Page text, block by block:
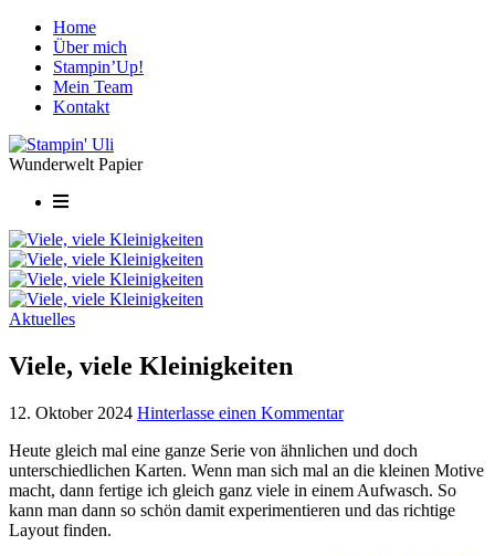
Home
Über mich
Stampin’Up!
Mein Team
Kontakt
Wunderwelt Papier
Aktuelles
Viele, viele Kleinigkeiten
12. Oktober 2024 Hinterlasse einen Kommentar
Heute gleich mal eine ganze Serie von ähnlichen und doch
unterschiedlichen Karten. Wenn man sich mal an die kleinen Motive
macht, dann fertige ich gleich ganz viele in einem Aufwasch. So
kann man dann so schön damit experimentieren und das richtige
Layout finden.